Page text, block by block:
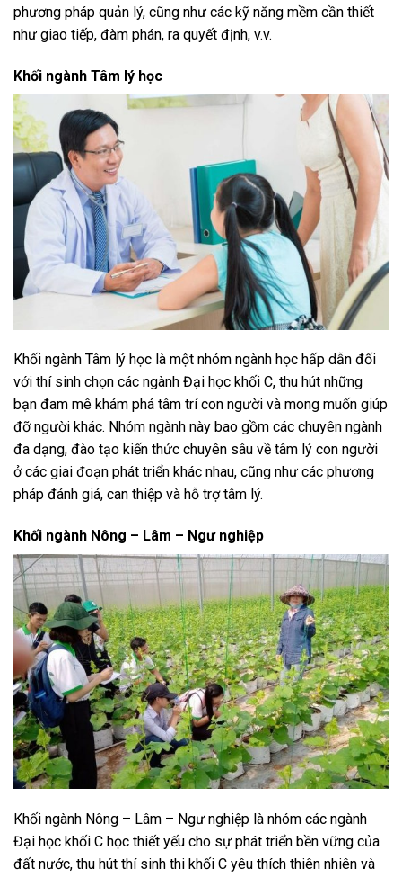
phương pháp quản lý, cũng như các kỹ năng mềm cần thiết
như giao tiếp, đàm phán, ra quyết định, v.v.
Khối ngành Tâm lý học
Khối ngành Tâm lý học là một nhóm ngành học hấp dẫn đối
với thí sinh chọn các ngành Đại học khối C, thu hút những
bạn đam mê khám phá tâm trí con người và mong muốn giúp
đỡ người khác. Nhóm ngành này bao gồm các chuyên ngành
đa dạng, đào tạo kiến thức chuyên sâu về tâm lý con người
ở các giai đoạn phát triển khác nhau, cũng như các phương
pháp đánh giá, can thiệp và hỗ trợ tâm lý.
Khối ngành Nông – Lâm – Ngư nghiệp
Khối ngành Nông – Lâm – Ngư nghiệp là nhóm các ngành
Đại học khối C học thiết yếu cho sự phát triển bền vững của
đất nước, thu hút thí sinh thi khối C yêu thích thiên nhiên và